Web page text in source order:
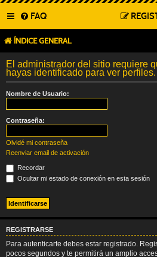
FAQ
ÍNDICE GENERAL
El administrador del sitio requiere
hayas identificado para ver perfiles.
Nombre de Usuario:
Contraseña:
Olvidé mi contraseña
Reenviar email de activación
Recordar
Ocultar mi estado de conexión en esta sesión
REGISTRARSE
Para autenticarte debes estar registrado.
pocos segundos y te permitirá un amplio